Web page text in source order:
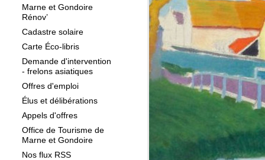
Marne et Gondoire
Rénov’
Cadastre solaire
Carte Éco-libris
Demande d'intervention
- frelons asiatiques
Offres d'emploi
Élus et délibérations
Appels d'offres
Office de Tourisme de
Marne et Gondoire
Nos flux RSS